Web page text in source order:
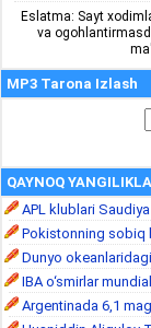
Eslatma: Sayt
va
MP3 Tarona Izlash
QAYNOQ
APL klublari
Pokistonning sobiq
Dunyo
IBA o‘smirlar
Argentinada 6,1